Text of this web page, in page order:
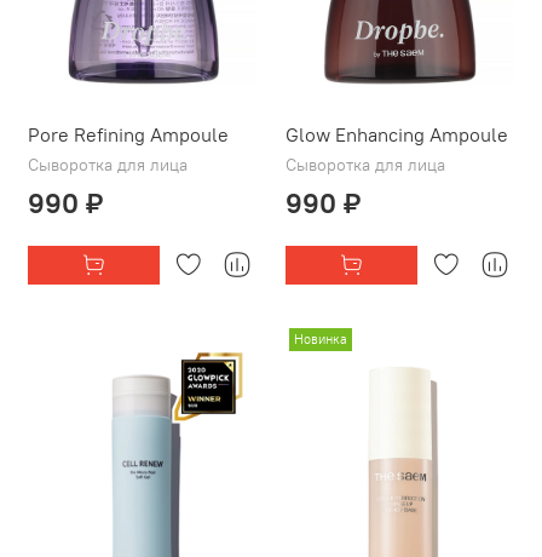
Pore Refining Ampoule
Сыворотка для лица
990 ₽
Glow Enhancing Ampoule
Сыворотка для лица
990 ₽
Новинка